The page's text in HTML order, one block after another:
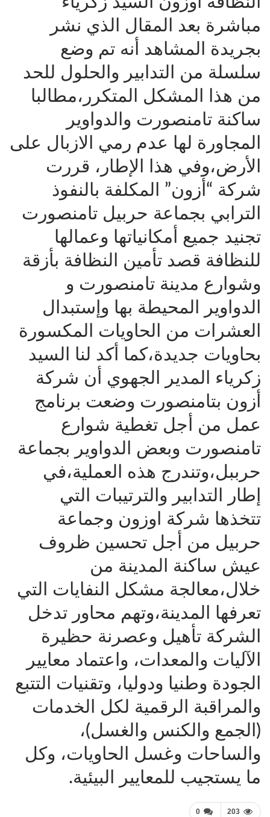
مباشرة بعد المقال الذي نشر
بجريدة المشاهد أنه تم وضع
سلسلة من التدابير والحلول للحد
من هذا المشكل المتكرر،مطالبا
ساكنة تامنصورت والدواوير
المجاورة لها عدم رمي الازبال على
الأرض،وفي هذا الإطار، قررت
شركة “أزون” المكلفة بالنفوذ
الترابي بجماعة حربيل تامنصورت
تجنيد جميع أمكانياتها وعمالها
للنظافة قصد تأمين النظافة بأزقة
وشوارع مدينة تامنصورت و
الدواوير المحيطة بها وإستبدال
العشرات من الحاويات المكسورة
بحاويات جديدة،كما أكد لنا السيد
زكرياء المدير الجهوي أن شركة
أزون بتامنصورت وضعت برنامج
عمل من أجل تغطية شوارع
تامنصورت وبعض الدواوير بجماعة
حرببل،وتندرج هذه العملية،في
إطار التدابير والترتيبات التي
تتخذها شركة اوزون وجماعة
حربيل من أجل تحسين ظروف
عيش ساكنة المدينة من
خلال،معالجة مشكل النفايات التي
تعرفها المدينة،وتهم محاور تدخل
الشركة تأهيل وعصرنة حظيرة
الآليات والمعدات، واعتماد معايير
الجودة وطنيا ودوليا، وتقنيات التتبع
والمراقبة الرقمية لكل الخدمات
(الجمع والكنس والغسل)،
والساحات وغسل الحاويات، وكل
ما يستجيب للمعايير البيئية.
0 203